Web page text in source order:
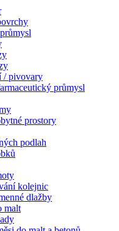
/ pivovary
průmysl
prostory
podlah
kolejnic
dlažby
malt